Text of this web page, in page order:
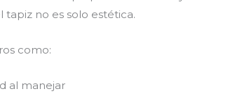
tapiz no es solo estética.
como:
al manejar